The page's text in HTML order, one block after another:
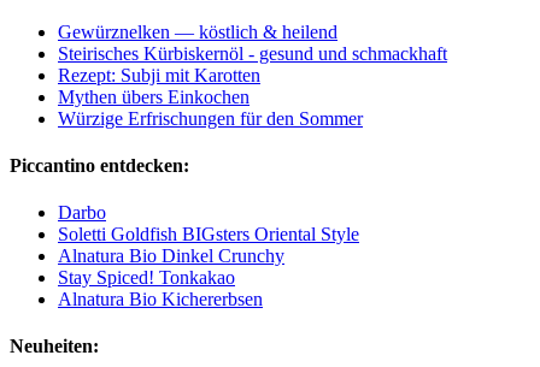
Gewürznelken — köstlich & heilend
Steirisches Kürbiskernöl - gesund und schmackhaft
Rezept: Subji mit Karotten
Mythen übers Einkochen
Würzige Erfrischungen für den Sommer
Piccantino entdecken:
Darbo
Soletti Goldfish BIGsters Oriental Style
Alnatura Bio Dinkel Crunchy
Stay Spiced! Tonkakao
Alnatura Bio Kichererbsen
Neuheiten: